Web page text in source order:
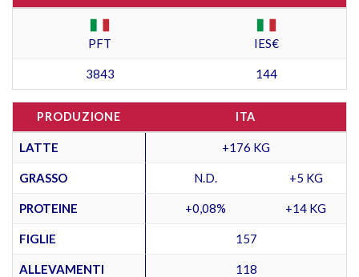
PFT IES€
3843 144
PRODUZIONE ITA
LATTE +176 KG
GRASSO N.D. +5 KG
PROTEINE +0,08% +14 KG
FIGLIE 157
ALLEVAMENTI 118